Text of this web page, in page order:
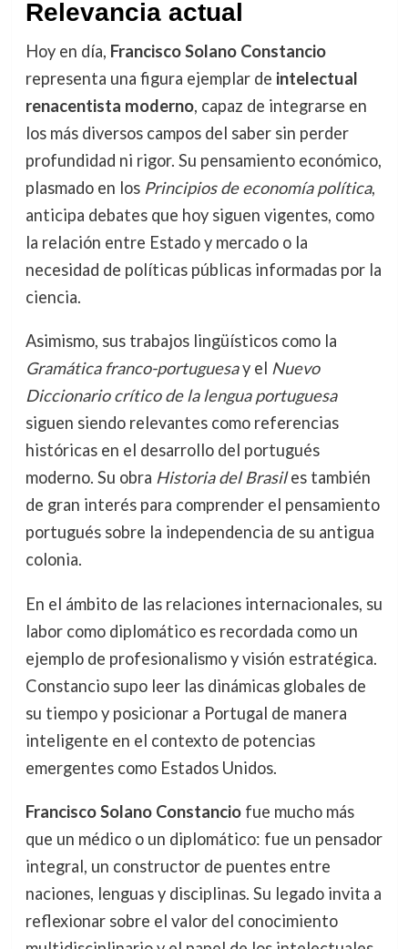
Relevancia actual
Hoy en día, Francisco Solano Constancio
representa una figura ejemplar de intelectual
renacentista moderno, capaz de integrarse en
los más diversos campos del saber sin perder
profundidad ni rigor. Su pensamiento económico,
plasmado en los Principios de economía política,
anticipa debates que hoy siguen vigentes, como
la relación entre Estado y mercado o la
necesidad de políticas públicas informadas por la
ciencia.
Asimismo, sus trabajos lingüísticos como la
Gramática franco-portuguesay el Nuevo
Diccionario crítico de la lengua portuguesa
siguen siendo relevantes como referencias
históricas en el desarrollo del portugués
moderno. Su obra Historia del Brasiles también
de gran interés para comprender el pensamiento
portugués sobre la independencia de su antigua
colonia.
En el ámbito de las relaciones internacionales, su
labor como diplomático es recordada como un
ejemplo de profesionalismo y visión estratégica.
Constancio supo leer las dinámicas globales de
su tiempo y posicionar a Portugal de manera
inteligente en el contexto de potencias
emergentes como Estados Unidos.
Francisco Solano Constanciofue mucho más
que un médico o un diplomático: fue un pensador
integral, un constructor de puentes entre
naciones, lenguas y disciplinas. Su legado invita a
reflexionar sobre el valor del conocimiento